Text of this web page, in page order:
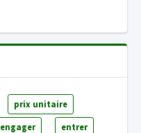
prix unitaire
engager entrer